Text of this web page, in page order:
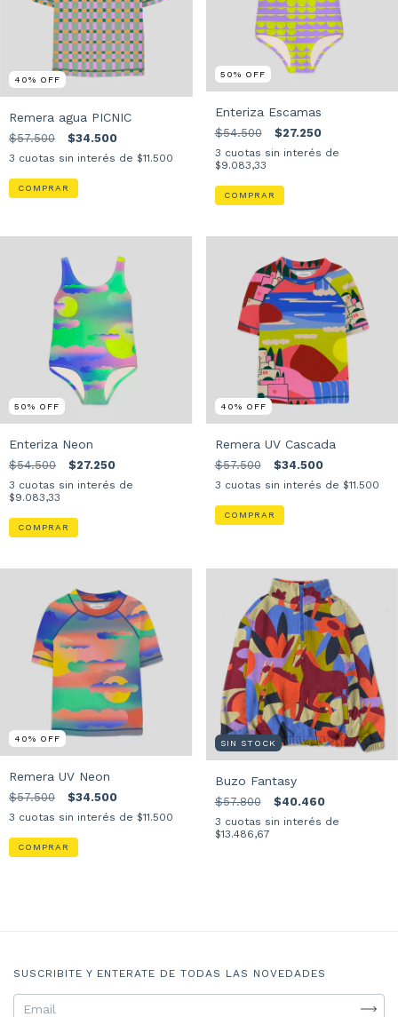
40%OFF
Remera agua PICNIC
$57.500 $34.500
3 cuotas sin interés de
50%OFF
Enteriza Escamas
$54.500 $27.250
3
cuotas sin interés de
$9.083,33
50%OFF
Enteriza Neon
$54.500
3 cuotas sin interés de
$9.083,33
40%OFF
Remera UV Cascada
3 cuotas sin interés de
40%OFF
Remera UV Neon
3 cuotas sin interés de
SIN STOCK
Buzo Fantasy
$57.800
SUSCRIBITE Y ENTERATE DE TODAS LAS NOVEDADES